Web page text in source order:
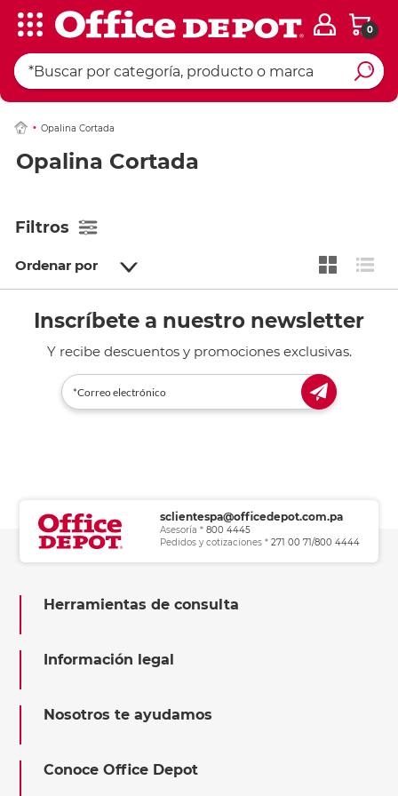
0
Opalina Cortada
Opalina Cortada
Filtros
Ordenar por
Inscríbete a nuestro newsletter
Y recibe descuentos y promociones exclusivas.
sclientespa@officedepot.com.pa
Asesoría * 800 4445
Pedidos y cotizaciones * 271 00 71/800 4444
Herramientas de consulta
Información legal
Nosotros te ayudamos
Conoce Office Depot